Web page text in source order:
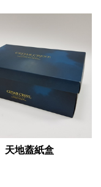
天地蓋紙盒